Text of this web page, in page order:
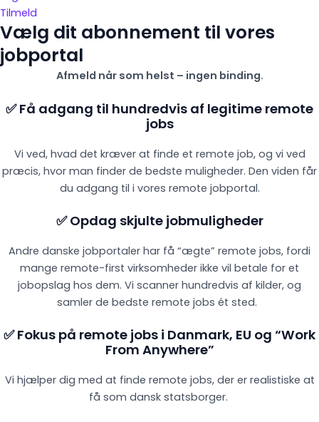
Tilmeld
Vælg dit abonnement til vores
jobportal
Afmeld når som helst – ingen binding.
✅ Få adgang til hundredvis af legitime remote
jobs
Vi ved, hvad det kræver at finde et remote job, og vi ved
præcis, hvor man finder de bedste muligheder. Den viden får
du adgang til i vores remote jobportal.
✅ Opdag skjulte jobmuligheder
Andre danske jobportaler har få “ægte” remote jobs, fordi
mange remote-first virksomheder ikke vil betale for et
jobopslag hos dem. Vi scanner hundredvis af kilder, og
samler de bedste remote jobs ét sted.
✅ Fokus på remote jobs i Danmark, EU og “Work
From Anywhere”
Vi hjælper dig med at finde remote jobs, der er realistiske at
få som dansk statsborger.